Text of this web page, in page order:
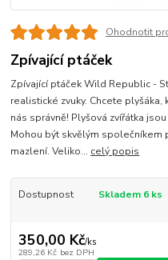
Ohodnotit
Zpívající ptáček
Zpívající ptáček Wild Republic -
realistické zvuky. Chcete plyšáka,
nás správně! Plyšová zvířátka
Mohou být skvělým společníkem
mazlení. Veliko... celý popis
Dostupnost Skladem 6 ks
350,00 Kč/ks
289,26 Kč bez DPH